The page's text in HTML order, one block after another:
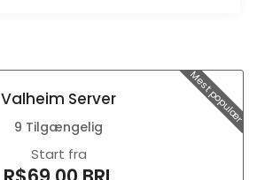
Mest populær
Valheim Server
9 Tilgængelig
Start fra